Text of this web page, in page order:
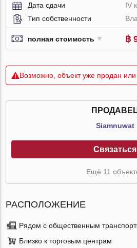
Дата сдачи
IV
Тип собственности
полная стоимость ฿
Возможно, объект уже продан
Siamnuwat
Связаться
Ещё 11
РАСПОЛОЖЕНИЕ
Рядом с общественным
Близко к торговым центрам